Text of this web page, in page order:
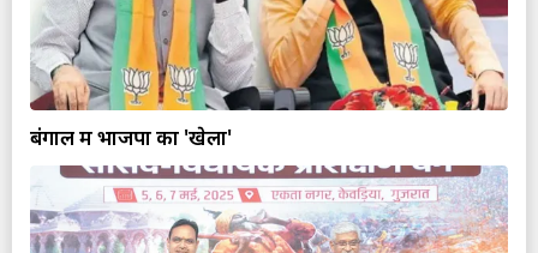
बंगाल में भाजपा का 'खेला'